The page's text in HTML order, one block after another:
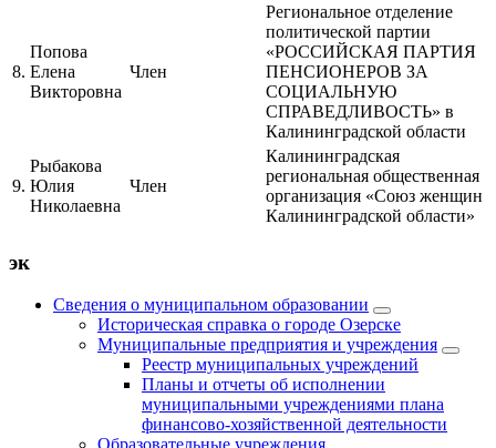
8.
Попова
Елена
Викторовна
Член
Региональное отделение
политической партии
«РОССИЙСКАЯ ПАРТИЯ
ПЕНСИОНЕРОВ ЗА
СОЦИАЛЬНУЮ
СПРАВЕДЛИВОСТЬ» в
Калининградской области
9.
Рыбакова
Юлия
Николаевна
Член
Калининградская
региональная общественная
организация «Союз женщин
Калининградской области»
эк
Сведения о муниципальном образовании
Историческая справка о городе Озерске
Муниципальные предприятия и учреждения
Реестр муниципальных учреждений
Планы и отчеты об исполнении
муниципальными учреждениями плана
финансово-хозяйственной деятельности